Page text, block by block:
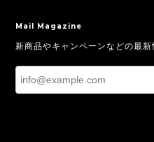
Mail Magazine
新商品やキャンペーンなどの最新